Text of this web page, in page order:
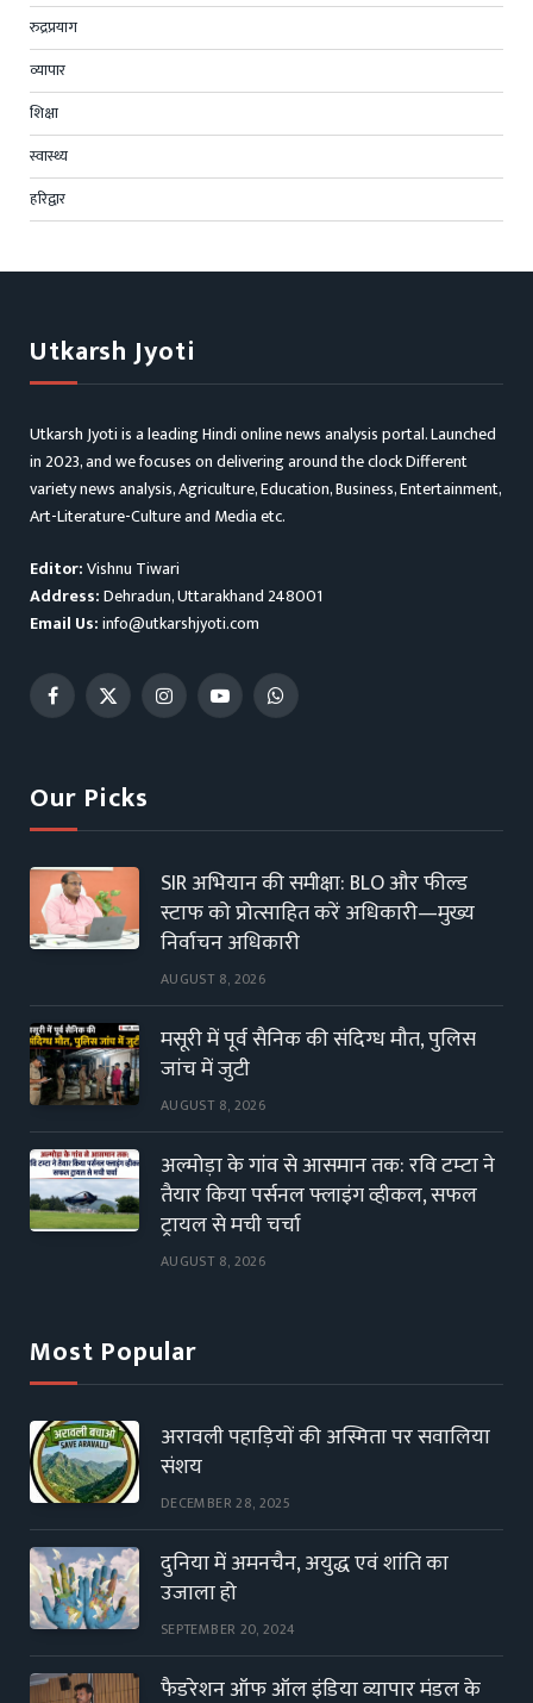
रुद्रप्रयाग
व्यापार
शिक्षा
स्वास्थ्य
हरिद्वार
Utkarsh Jyoti
Utkarsh Jyoti is a leading Hindi online news analysis portal. Launched
in 2023, and we focuses on delivering around the clock Different
variety news analysis, Agriculture, Education, Business, Entertainment,
Art-Literature-Culture and Media etc.
Editor:Vishnu Tiwari
Address:Dehradun, Uttarakhand 248001
Email Us:info@utkarshjyoti.com
Facebook
X
InstagramYouTubeWhatsApp
Our Picks
SIR अभियान की समीक्षा: BLO और फील्ड
स्टाफ को प्रोत्साहित करें अधिकारी—मुख्य
निर्वाचन अधिकारी
AUGUST 8, 2026
मसूरी में पूर्व सैनिक की संदिग्ध मौत, पुलिस
जांच में जुटी
AUGUST 8, 2026
अल्मोड़ा के गांव से आसमान तक: रवि टम्टा ने
तैयार किया पर्सनल फ्लाइंग व्हीकल, सफल
ट्रायल से मची चर्चा
AUGUST 8, 2026
Most Popular
अरावली पहाड़ियों की अस्मिता पर सवालिया
संशय
DECEMBER 28, 2025
दुनिया में अमनचैन, अयुद्ध एवं शांति का
उजाला हो
SEPTEMBER 20, 2024
फैडरेशन ऑफ ऑल इंडिया व्यापार मंडल के